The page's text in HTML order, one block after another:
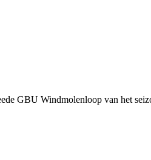
GBU Windmolenloop van het